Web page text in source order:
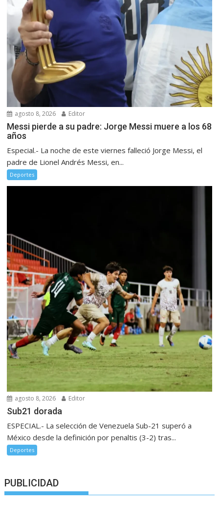
agosto 8, 2026 Editor
Messi pierde a su padre: Jorge Messi muere a los 68
años
Especial.- La noche de este viernes falleció Jorge Messi, el
padre de Lionel Andrés Messi, en...
Deportes
agosto 8, 2026 Editor
Sub21 dorada
ESPECIAL.- La selección de Venezuela Sub-21 superó a
México desde la definición por penaltis (3-2) tras...
Deportes
PUBLICIDAD